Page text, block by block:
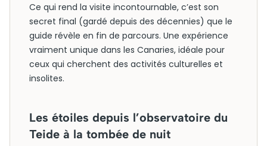
Ce qui rend la visite incontournable, c’est son
secret final (gardé depuis des décennies) que le
guide révèle en fin de parcours. Une expérience
vraiment unique dans les Canaries, idéale pour
ceux qui cherchent des activités culturelles et
insolites.
Les étoiles depuis l’observatoire du
Teide à la tombée de nuit